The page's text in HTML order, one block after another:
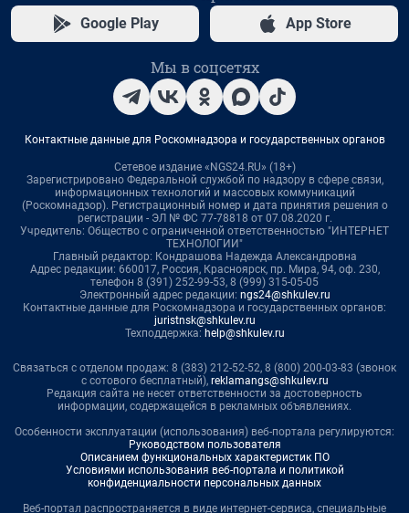
Google Play App Store
Мы в соцсетях
Контактные данные для Роскомнадзора и государственных органов
Сетевое издание «NGS24.RU» (18+)
Зарегистрировано Федеральной службой по надзору в сфере связи,
информационных технологий и массовых коммуникаций
(Роскомнадзор). Регистрационный номер и дата принятия решения о
регистрации - ЭЛ № ФС 77-78818 от 07.08.2020 г.
Учредитель: Общество с ограниченной ответственностью "ИНТЕРНЕТ
ТЕХНОЛОГИИ"
Главный редактор: Кондрашова Надежда Александровна
Адрес редакции: 660017, Россия, Красноярск, пр. Мира, 94, оф. 230,
телефон 8 (391) 252-99-53, 8 (999) 315-05-05
Электронный адрес редакции: ngs24@shkulev.ru
Контактные данные для Роскомнадзора и государственных органов:
juristnsk@shkulev.ru
Техподдержка: help@shkulev.ru
Связаться с отделом продаж: 8 (383) 212-52-52, 8 (800) 200-03-83 (звонок
с сотового бесплатный), reklamangs@shkulev.ru
Редакция сайта не несет ответственности за достоверность
информации, содержащейся в рекламных объявлениях.
Особенности эксплуатации (использования) веб-портала регулируются:
Руководством пользователя
Описанием функциональных характеристик ПО
Условиями использования веб-портала и политикой
конфиденциальности персональных данных
Веб-портал распространяется в виде интернет-сервиса, специальные